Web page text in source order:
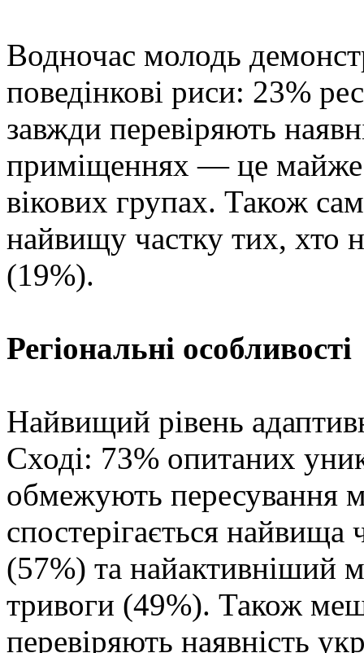
Водночас молодь
поведінкові риси: 23%
завжди перевіряють
приміщеннях — це майже
вікових групах. Також
найвищу частку тих, хто
(19%).
Регіональні особливості
Найвищий рівень
Сході: 73% опитаних
обмежують пересування
спостерігається найвища
(57%) та найактивніший
тривоги (49%). Також
перевіряють наявність